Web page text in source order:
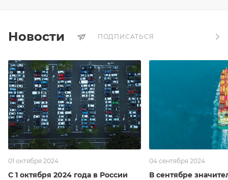
Новости ПОДПИСАТЬСЯ
01 октября 2024
С 1 октября 2024 года в России
04 сентября 2024
В сентябре